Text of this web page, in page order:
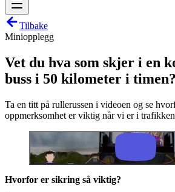
Tilbake
Miniopplegg
Vet du hva som skjer i en
buss i 50 kilometer i timen?
Ta en titt på rullerussen i videoen og se
oppmerksomhet er viktig når vi er i
Hvorfor er sikring så viktig?